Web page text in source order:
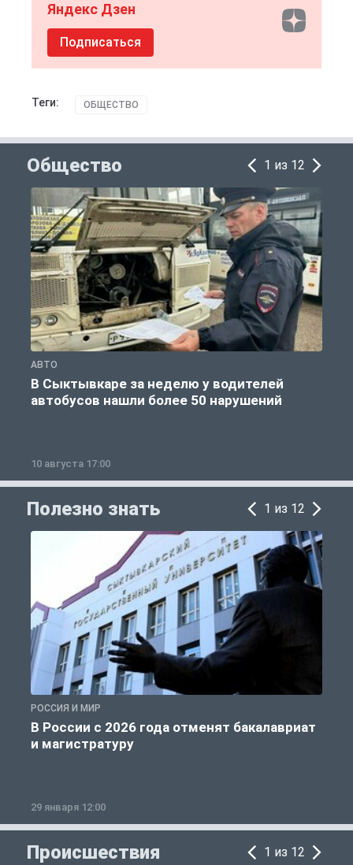
Яндекс Дзен
Подписаться
Теги: ОБЩЕСТВО
Общество 1 из 12
АВТО
В Сыктывкаре за неделю у водителей
автобусов нашли более 50 нарушений
10 августа 17:00
Полезно знать 1 из 12
РОССИЯ И МИР
В России с 2026 года отменят бакалавриат
и магистратуру
29 января 12:00
Происшествия 1 из 12